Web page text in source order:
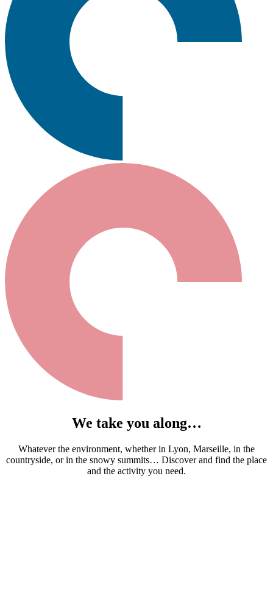
We take you along…
Whatever the environment, whether in Lyon, Marseille, in the
countryside, or in the snowy summits… Discover and find the place
and the activity you need.